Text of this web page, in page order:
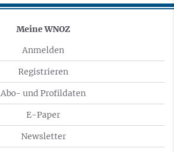
Meine WNOZ
Anmelden
Registrieren
Abo- und Profildaten
E-Paper
Newsletter